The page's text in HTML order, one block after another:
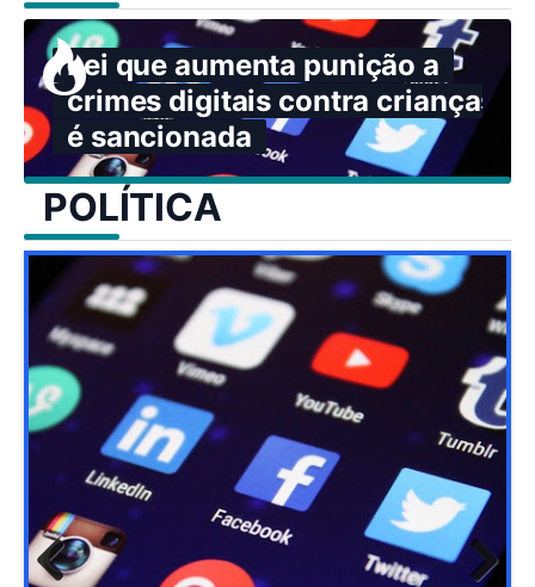
Lei que aumenta punição a
crimes digitais contra crianças
é sancionada
POLÍTICA